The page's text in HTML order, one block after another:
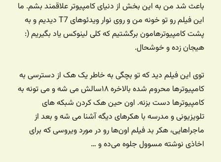
باعث شد من به این بخش از دنیای کامپیوتر علاقمند بشم. ما
این فیلم رو تو خونه من و روی نوار ویدئوهای T7 دیدیم و به
پشت کامپیوترهامون برگشتیم که کلی لینوکس یاد بگیریم (:
هیجان زده و خوشحال.
توی این فیلم دید که تو بچگی به خاطر یک هک از دسترسی به
کامپیوترها محروم شده بالاخره ۱۸سالش می شه و می تونه به
کامپیوترها دست بزنه. اون حین هک کردن شبکه های
تلویزیونی و مدرسه با هکرهای دیگه آشنا می شه و بعد از
ماجراهایی، هکر بد فیلم اون‌ها رو در مورد ویروسی که برای
اخاذی نوشته مسوول جلوه می‌ده و …